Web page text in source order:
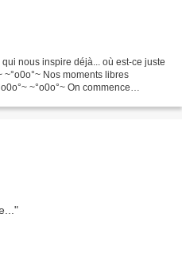
qui nous inspire déjà... où est-ce juste
Nos moments libres
~°o0o°~ On commence